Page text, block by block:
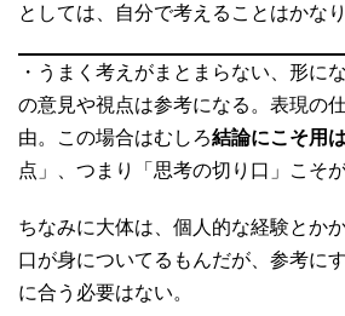
としては、自分で考えることはかな
・うまく考えがまとまらない、形に
の意見や視点は参考になる。表現の
由。この場合はむしろ結論にこそ用
点」、つまり「思考の切り口」こそ
ちなみに大体は、個人的な経験とか
口が身についてるもんだが、参考に
に合う必要はない。